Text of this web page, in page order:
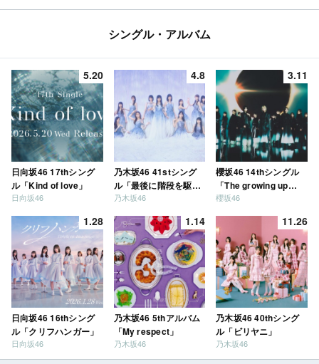
シングル・アルバム
5.20
日向坂46 17thシング
ル「Kind of love」
日向坂46
4.8
乃木坂46 41stシング
ル「最後に階段を駆け
上がったのはいつ
乃木坂46
3.11
櫻坂46 14thシングル
「The growing up
train」
櫻坂46
1.28
日向坂46 16thシング
ル「クリフハンガー」
日向坂46
1.14
乃木坂46 5thアルバム
「My respect」
乃木坂46
11.26
乃木坂46 40thシング
ル「ビリヤニ」
乃木坂46